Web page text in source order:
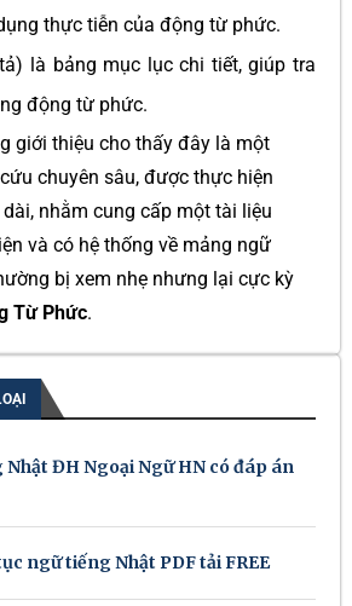
thực tiễn của động từ phức.
là bảng mục lục chi tiết, giúp tra
động từ phức.
giới thiệu cho thấy đây là một
chuyên sâu, được thực hiện
nhằm cung cấp một tài liệu
và có hệ thống về mảng ngữ
bị xem nhẹ nhưng lại cực kỳ
Từ Phức.
Nhật ĐH Ngoại Ngữ HN có đáp án
ngữ tiếng Nhật PDF tải FREE